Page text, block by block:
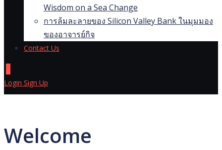
Wisdom on a Sea Change
การล้มละลายของ Silicon Valley Bank ในมุมมอง
ของอาจารย์กิจ
Contact Us
Login Sign Up
Welcome